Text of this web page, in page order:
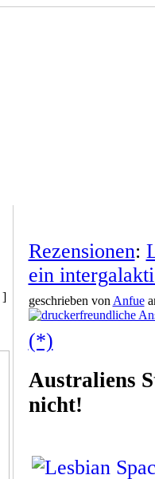
]
Rezensionen:
ein
geschrieben von Anfue
(*)
Australiens
nicht!